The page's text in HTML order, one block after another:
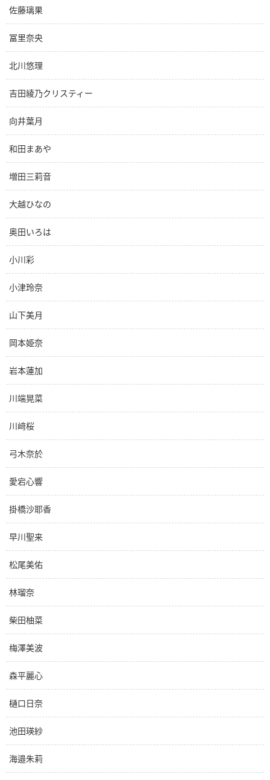
佐藤璃果
冨里奈央
北川悠理
吉田綾乃クリスティー
向井葉月
和田まあや
増田三莉音
大越ひなの
奥田いろは
小川彩
小津玲奈
山下美月
岡本姫奈
岩本蓮加
川端晃菜
川﨑桜
弓木奈於
愛宕心響
掛橋沙耶香
早川聖来
松尾美佑
林瑠奈
柴田柚菜
梅澤美波
森平麗心
樋口日奈
池田瑛紗
海邉朱莉